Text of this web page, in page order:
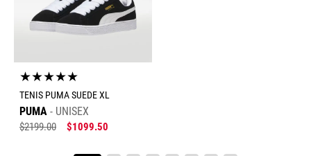
★★★★★
TENIS PUMA SUEDE XL
PUMA UNISEX
$2199.00 $1099.50